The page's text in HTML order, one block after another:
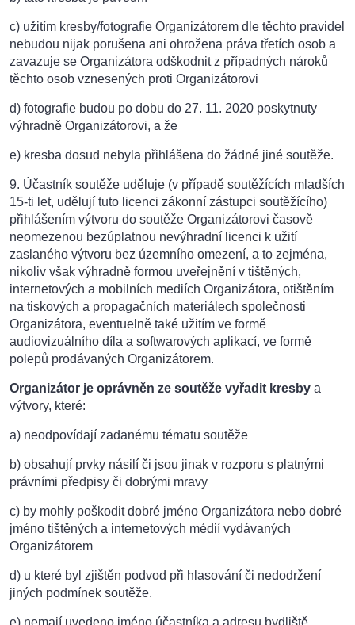
c) užitím kresby/fotografie Organizátorem dle těchto pravidel
nebudou nijak porušena ani ohrožena práva třetích osob a
zavazuje se Organizátora odškodnit z případných nároků
těchto osob vznesených proti Organizátorovi
d) fotografie budou po dobu do 27. 11. 2020 poskytnuty
výhradně Organizátorovi, a že
e) kresba dosud nebyla přihlášena do žádné jiné soutěže.
9. Účastník soutěže uděluje (v případě soutěžících mladších
15-ti let, udělují tuto licenci zákonní zástupci soutěžícího)
přihlášením výtvoru do soutěže Organizátorovi časově
neomezenou bezúplatnou nevýhradní licenci k užití
zaslaného výtvoru bez územního omezení, a to zejména,
nikoliv však výhradně formou uveřejnění v tištěných,
internetových a mobilních mediích Organizátora, otištěním
na tiskových a propagačních materiálech společnosti
Organizátora, eventuelně také užitím ve formě
audiovizuálního díla a softwarových aplikací, ve formě
polepů prodávaných Organizátorem.
Organizátor je oprávněn ze soutěže vyřadit kresby a
výtvory, které:
a) neodpovídají zadanému tématu soutěže
b) obsahují prvky násilí či jsou jinak v rozporu s platnými
právními předpisy či dobrými mravy
c) by mohly poškodit dobré jméno Organizátora nebo dobré
jméno tištěných a internetových médií vydávaných
Organizátorem
d) u které byl zjištěn podvod při hlasování či nedodržení
jiných podmínek soutěže.
e) nemají uvedeno jméno účastníka a adresu bydliště